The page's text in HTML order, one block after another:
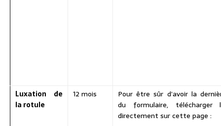
Luxation de
la rotule
12 mois
Pour être sûr d’avoir la
du formulaire, télécharger
directement sur cette page :